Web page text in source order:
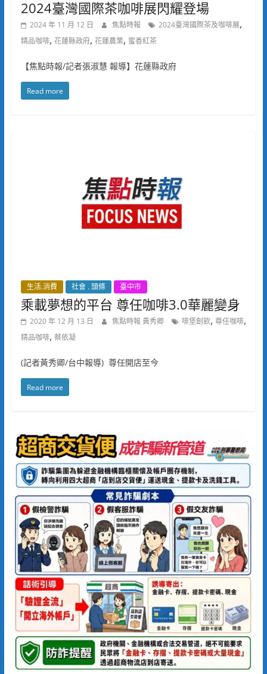
2024臺灣國際茶咖啡展閃耀登場
2024 年 11 月 12 日 焦點時報 2024臺灣國際茶及咖啡展,
精品咖啡, 花蓮縣政府, 花蓮農業, 蜜香紅茶
【焦點時報/記者張淑慧 報導】花蓮縣政府
Read more
生活.消費 社會 . 頭條 臺中市
乘載夢想的平台 尊任咖啡3.0華麗變身
2020 年 12 月 13 日 焦點時報 黃秀卿 啡堡創飲, 尊任咖啡,
精品咖啡, 蔡依凝
(記者黃秀卿/台中報導) 尊任開店至今
Read more